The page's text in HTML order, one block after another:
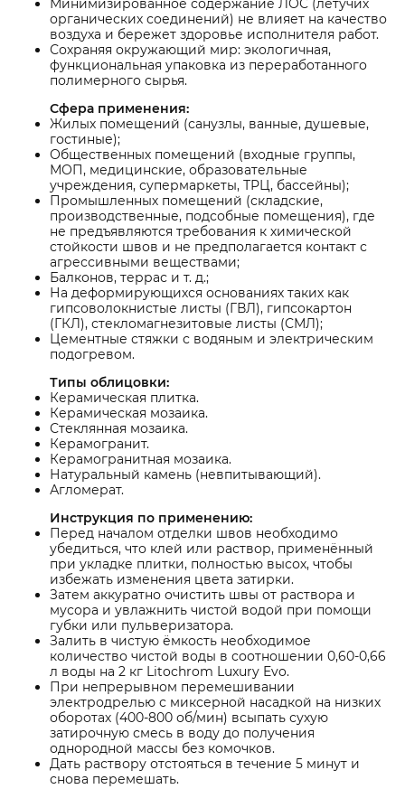
Минимизированное содержание ЛОС (летучих
органических соединений) не влияет на качество
воздуха и бережет здоровье исполнителя работ.
Сохраняя окружающий мир: экологичная,
функциональная упаковка из переработанного
полимерного сырья.
Сфера применения:
Жилых помещений (санузлы, ванные, душевые,
гостиные);
Общественных помещений (входные группы,
МОП, медицинские, образовательные
учреждения, супермаркеты, ТРЦ, бассейны);
Промышленных помещений (складские,
производственные, подсобные помещения), где
не предъявляются требования к химической
стойкости швов и не предполагается контакт с
агрессивными веществами;
Балконов, террас и т. д.;
На деформирующихся основаниях таких как
гипсоволокнистые листы (ГВЛ), гипсокартон
(ГКЛ), стекломагнезитовые листы (СМЛ);
Цементные стяжки с водяным и электрическим
подогревом.
Типы облицовки:
Керамическая плитка.
Керамическая мозаика.
Стеклянная мозаика.
Керамогранит.
Керамогранитная мозаика.
Натуральный камень (невпитывающий).
Агломерат.
Инструкция по применению:
Перед началом отделки швов необходимо
убедиться, что клей или раствор, применённый
при укладке плитки, полностью высох, чтобы
избежать изменения цвета затирки.
Затем аккуратно очистить швы от раствора и
мусора и увлажнить чистой водой при помощи
губки или пульверизатора.
Залить в чистую ёмкость необходимое
количество чистой воды в соотношении 0,60-0,66
л воды на 2 кг Litochrom Luxury Evo.
При непрерывном перемешивании
электродрелью с миксерной насадкой на низких
оборотах (400-800 об/мин) всыпать сухую
затирочную смесь в воду до получения
однородной массы без комочков.
Дать раствору отстояться в течение 5 минут и
снова перемешать.